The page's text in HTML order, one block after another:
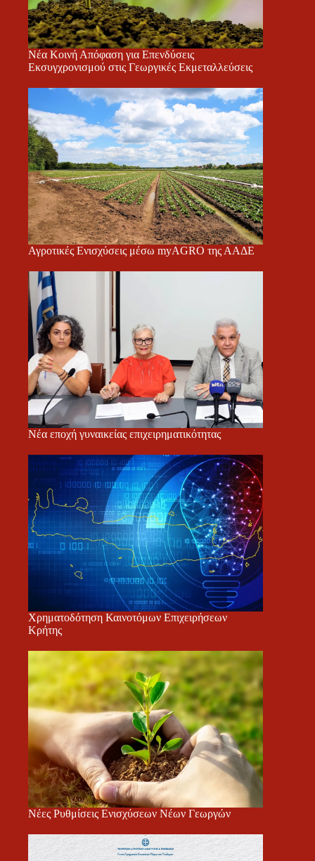
Νέα Κοινή Απόφαση για Επενδύσεις
Εκσυγχρονισμού στις Γεωργικές Εκμεταλλεύσεις
Αγροτικές Ενισχύσεις μέσω myAGRO της ΑΑΔΕ
Νέα εποχή γυναικείας επιχειρηματικότητας
Χρηματοδότηση Καινοτόμων Επιχειρήσεων
Κρήτης
Νέες Ρυθμίσεις Ενισχύσεων Νέων Γεωργών